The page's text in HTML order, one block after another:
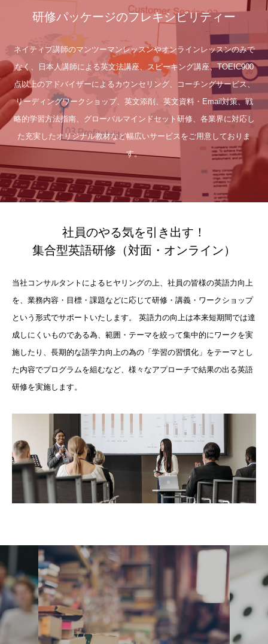
研修パッケージのフレキシビリティー
ネイティブ講師のマンツーマンレッスンやオンラインレッスンのみで
なく、日本人講師による英文法講座、スピーキング講座、TOEIC900
点以上のアドバイザーによるカウンセリング、コーチングサービス、
リーディングワークショップ、英文添削、英文資料・Email対策、戦
略的学習方法指南、グローバルマインドセット研修、各業界に対応し
た充実したオリジナル教材など幅広いサービスをご用意しておりま
す。
社員のやる気を引き出す！
集合型英語研修（対面・オンライン）
当社コンサルタントによるヒヤリングの上、社員の皆様の英語力向上
を、業務内容・目標・課題などに応じて研修・講義・ワークショップ
という形式でサポートいたします。 英語力の向上は本来短期間では達
成しにくいものである為、範囲・テーマを絞って集中的にワークを実
施したり、長期的な語学力向上の為の「学習の習慣化」をテーマとし
た内容でプログラムを組むなど、様々なアプローチで結果の出る英語
研修を実施します。